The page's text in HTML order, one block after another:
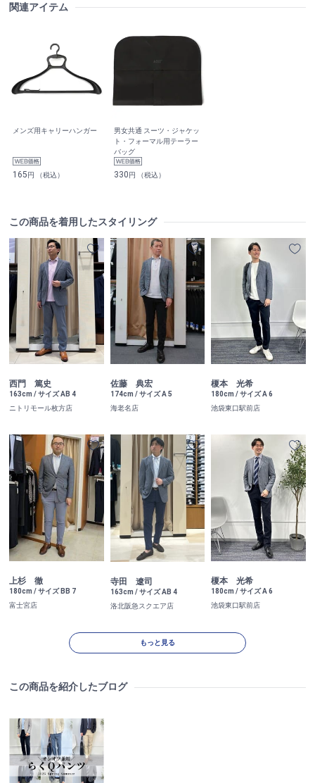
関連アイテム
メンズ用キャリーハンガー
165円 （税込）
男女共通 スーツ・ジャケッ
ト・フォーマル用テーラー
バッグ
330円 （税込）
この商品を着用したスタイリング
西門 篤史
163cm / サイズ AB 4
ニトリモール枚方店
佐藤 典宏
174cm / サイズ A 5
海老名店
榎本 光希
180cm / サイズ A 6
池袋東口駅前店
上杉 徹
180cm / サイズ BB 7
富士宮店
寺田 遼司
163cm / サイズ AB 4
洛北阪急スクエア店
榎本 光希
180cm / サイズ A 6
池袋東口駅前店
もっと見る
この商品を紹介したブログ